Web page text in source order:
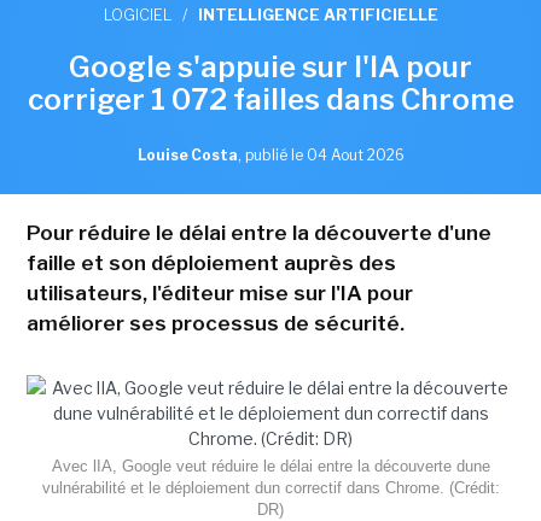
LOGICIEL / INTELLIGENCE ARTIFICIELLE
Google s'appuie sur l'IA pour
corriger 1 072 failles dans Chrome
Louise Costa, publié le 04 Aout 2026
Pour réduire le délai entre la découverte d'une
faille et son déploiement auprès des
utilisateurs, l'éditeur mise sur l'IA pour
améliorer ses processus de sécurité.
Avec lIA, Google veut réduire le délai entre la découverte dune
vulnérabilité et le déploiement dun correctif dans Chrome. (Crédit:
DR)